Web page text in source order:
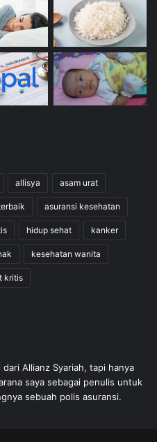
allisya asam urat
asuransi kesehatan
hidup sehat kanker
kesehatan wanita
kritis
Allianz Syariah, tapi hanya
saya sebagai penulis untuk
sebuah polis asuransi.